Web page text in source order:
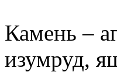
Камень –
изумруд,